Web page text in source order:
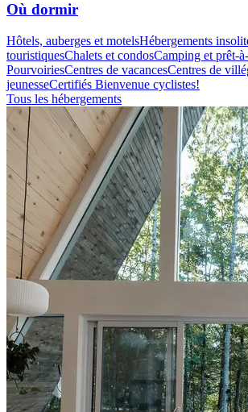
Où dormir
Hôtels, auberges et motelsHébergements
touristiquesChalets et condosCamping et prêt-
PourvoiriesCentres de vacancesCentres de
jeunesseCertifiés Bienvenue cyclistes!
Tous les hébergements